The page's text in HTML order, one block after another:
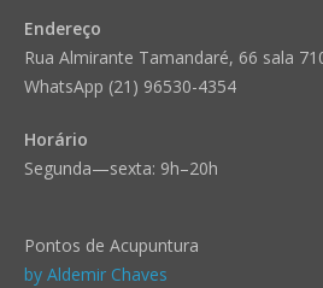
Endereço
Rua Almirante Tamandaré, 66 sala
WhatsApp (21) 96530-4354
Horário
Segunda—sexta: 9h–20h
Pontos de Acupuntura
by Aldemir Chaves